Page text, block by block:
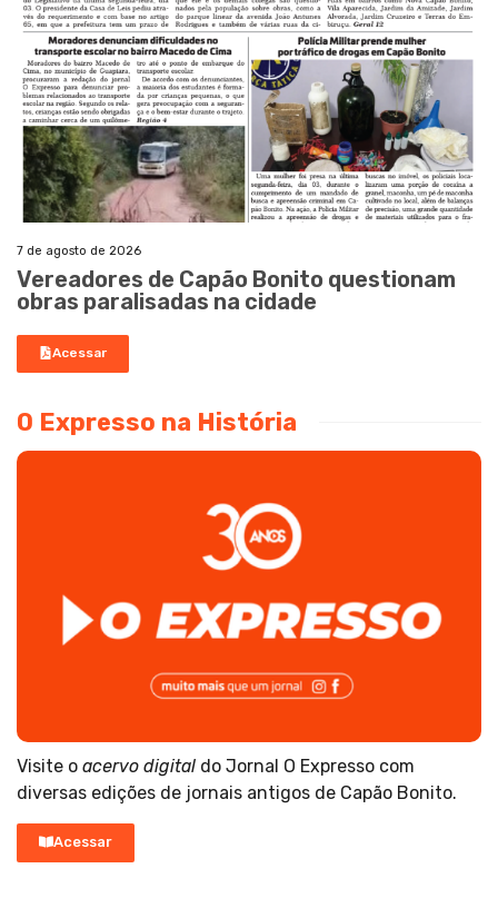
7 de agosto de 2026
Vereadores de Capão Bonito questionam
obras paralisadas na cidade
Acessar
O Expresso na História
Visite o acervo digital do Jornal O Expresso com
diversas edições de jornais antigos de Capão Bonito.
Acessar